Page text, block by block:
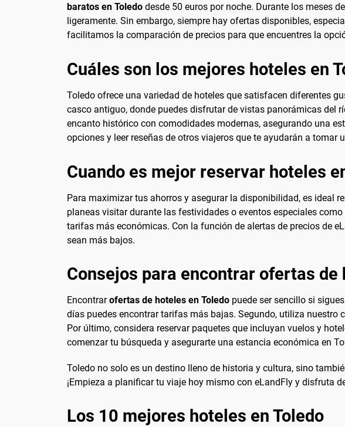
baratos en Toledo desde 50 euros por noche. Durante los meses
ligeramente. Sin embargo, siempre hay ofertas disponibles,
facilitamos la comparación de precios para que encuentres la
Cuáles son los mejores hoteles en
Toledo ofrece una variedad de hoteles que satisfacen diferentes
casco antiguo, donde puedes disfrutar de vistas panorámicas del
encanto histórico con comodidades modernas, asegurando una
opciones y leer reseñas de otros viajeros que te ayudarán a tomar
Cuando es mejor reservar hoteles
Para maximizar tus ahorros y asegurar la disponibilidad, es ideal
planeas visitar durante las festividades o eventos especiales
tarifas más económicas. Con la función de alertas de precios de
sean más bajos.
Consejos para encontrar ofertas de
Encontrarofertas de hoteles en Toledo puede ser sencillo si
días puedes encontrar tarifas más bajas. Segundo, utiliza
Por último, considera reservar paquetes que incluyan vuelos y
comenzar tu búsqueda y asegurarte una estancia económica en
Toledo no solo es un destino lleno de historia y cultura, sino
¡Empieza a planificar tu viaje hoy mismo con eLandFly y disfruta
Los 10 mejores hoteles en Toledo